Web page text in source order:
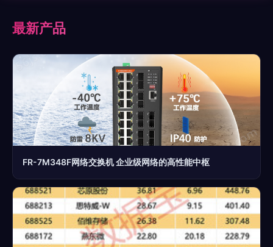
最新产品
FR-7M348F网络交换机 企业级网络的高性能中枢